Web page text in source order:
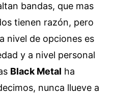
bandas, que mas
tienen razón, pero
nivel de opciones es
y a nivel personal
Black Metal ha
nunca llueve a